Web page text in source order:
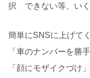
択 できない等、いく
簡単にSNSに上げて
「車のナンバーを勝
「顔にモザイクづけ」